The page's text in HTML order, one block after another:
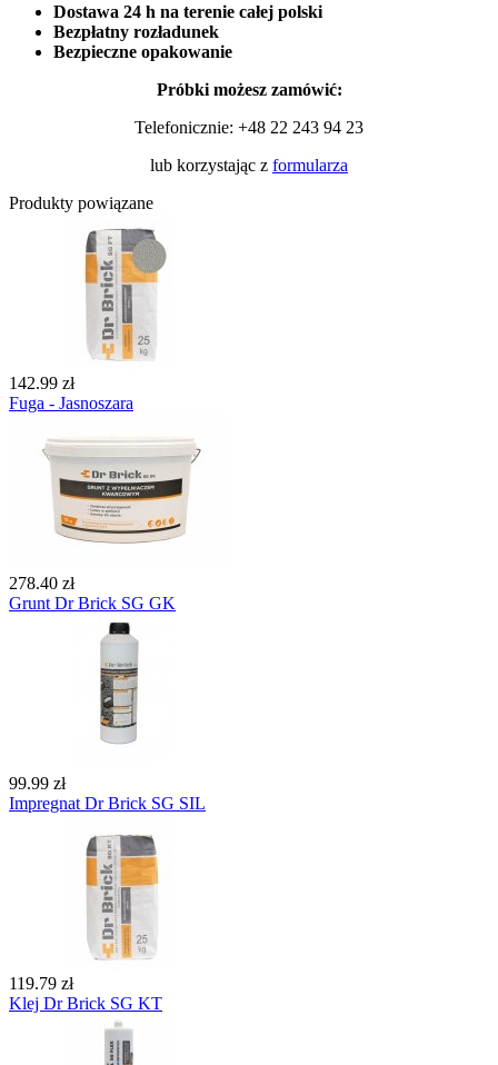
Dostawa 24 h na terenie całej polski
Bezpłatny rozładunek
Bezpieczne opakowanie
Próbki możesz zamówić:
Telefonicznie: +48 22 243 94 23
lub korzystając z formularza
Produkty powiązane
142.99 zł
Fuga - Jasnoszara
278.40 zł
Grunt Dr Brick SG GK
99.99 zł
Impregnat Dr Brick SG SIL
119.79 zł
Klej Dr Brick SG KT